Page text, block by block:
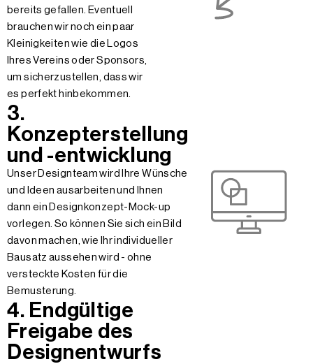
bereits gefallen. Eventuell
brauchen wir noch ein paar
Kleinigkeiten wie die Logos
Ihres Vereins oder Sponsors,
um sicherzustellen, dass wir
es perfekt hinbekommen.
3.
Konzepterstellung
und -entwicklung
Unser Designteam wird Ihre Wünsche
und Ideen ausarbeiten und Ihnen
dann ein Designkonzept-Mock-up
vorlegen. So können Sie sich ein Bild
davon machen, wie Ihr individueller
Bausatz aussehen wird - ohne
versteckte Kosten für die
Bemusterung.
4. Endgültige
Freigabe des
Designentwurfs